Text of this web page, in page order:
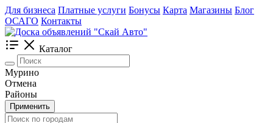
Для бизнеса Платные услуги Бонусы Карта Магазины Блог
ОСАГО Контакты
Каталог
Мурино
Отмена
Районы
Применить